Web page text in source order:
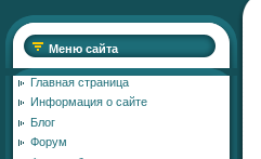
Меню сайта
Главная страница
Информация о сайте
Блог
Форум